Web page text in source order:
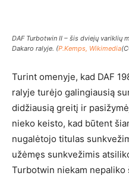
DAF Turbotwin II – šis dviejų variklių
Dakaro ralyje. (P.Kemps, Wikimedia
Turint omenyje, kad DAF
ralyje turėjo galingiausią
didžiausią greitį ir
nieko keisto, kad būtent
nugalėtojo titulas
užėmęs sunkvežimis
Turbotwin niekam nepaliko